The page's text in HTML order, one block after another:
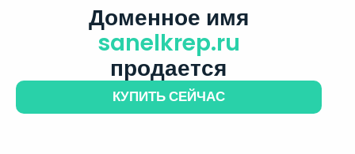
Доменное имя
sanelkrep.ru
продается
КУПИТЬ СЕЙЧАС